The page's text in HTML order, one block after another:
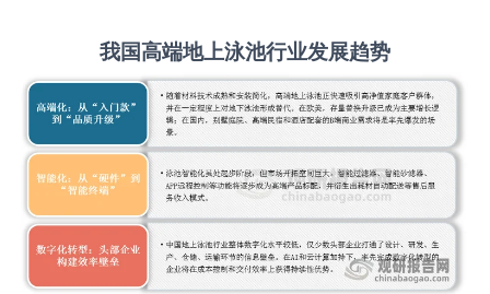
我国高端地上泳池行业发展趋势